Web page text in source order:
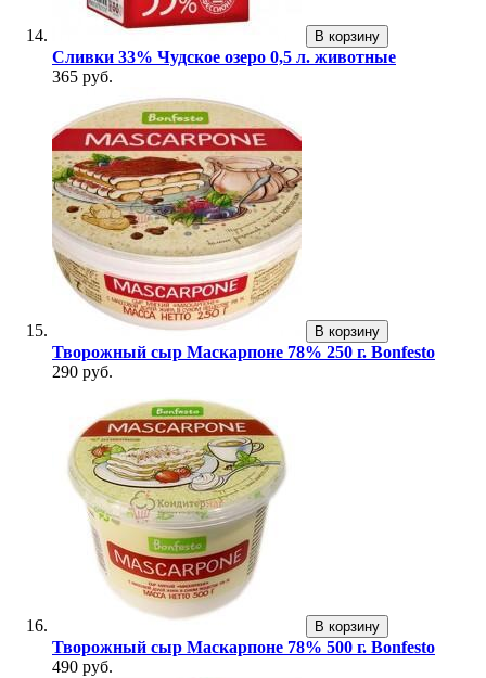
В корзину
Сливки 33% Чудское озеро 0,5 л. животные
365 руб.
В корзину
Творожный сыр Маскарпоне 78% 250 г. Bonfesto
290 руб.
В корзину
Творожный сыр Маскарпоне 78% 500 г. Bonfesto
490 руб.